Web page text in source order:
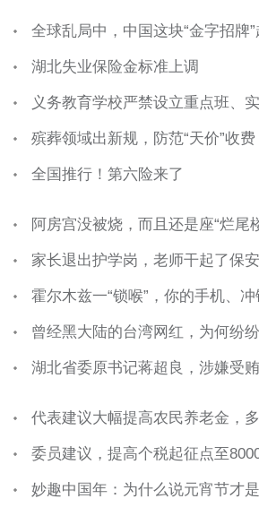
全球乱局中，中国这块“金字招牌
湖北失业保险金标准上调
义务教育学校严禁设立重点班、
殡葬领域出新规，防范“天价”收费
全国推行！第六险来了
阿房宫没被烧，而且还是座“烂尾
家长退出护学岗，老师干起了保安
霍尔木兹一“锁喉”，你的手机、
曾经黑大陆的台湾网红，为何纷纷
湖北省委原书记蒋超良，涉嫌受
代表建议大幅提高农民养老金，
委员建议，提高个税起征点至
妙趣中国年：为什么说元宵节才是